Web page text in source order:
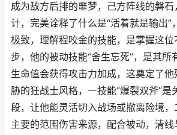
成为敌方后排的噩梦，己方阵线的磐
计，完美诠释了什么是“活着就是输出”
极致，理解程咬金的技能，是掌握这
步，他的被动技能“舍生忘死”，是其所
生命值会获得攻击力加成，这奠定了
胁的狂战士风格，一技能“爆裂双斧”是
段，让他能灵活切入战场或撤离险境，
主要的范围伤害来源，配合被动，清线